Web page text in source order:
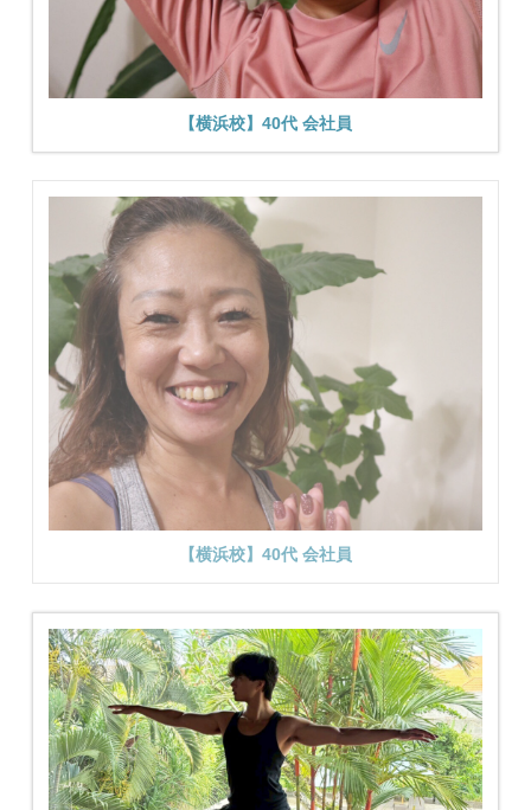
【横浜校】40代 会社員
【横浜校】40代 会社員